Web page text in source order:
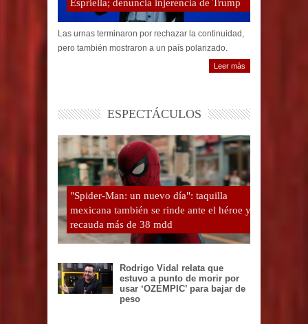
Espriella; denuncia injerencia de Trump
Las urnas terminaron por rechazar la continuidad,
pero también mostraron a un país polarizado.
Leer más
ESPECTÁCULOS
"Spider-Man: un nuevo día": taquilla
mexicana también se rinde ante el héroe y
recauda más de 38 mdd
Rodrigo Vidal relata que
estuvo a punto de morir por
usar ‘OZEMPIC’ para bajar de
peso